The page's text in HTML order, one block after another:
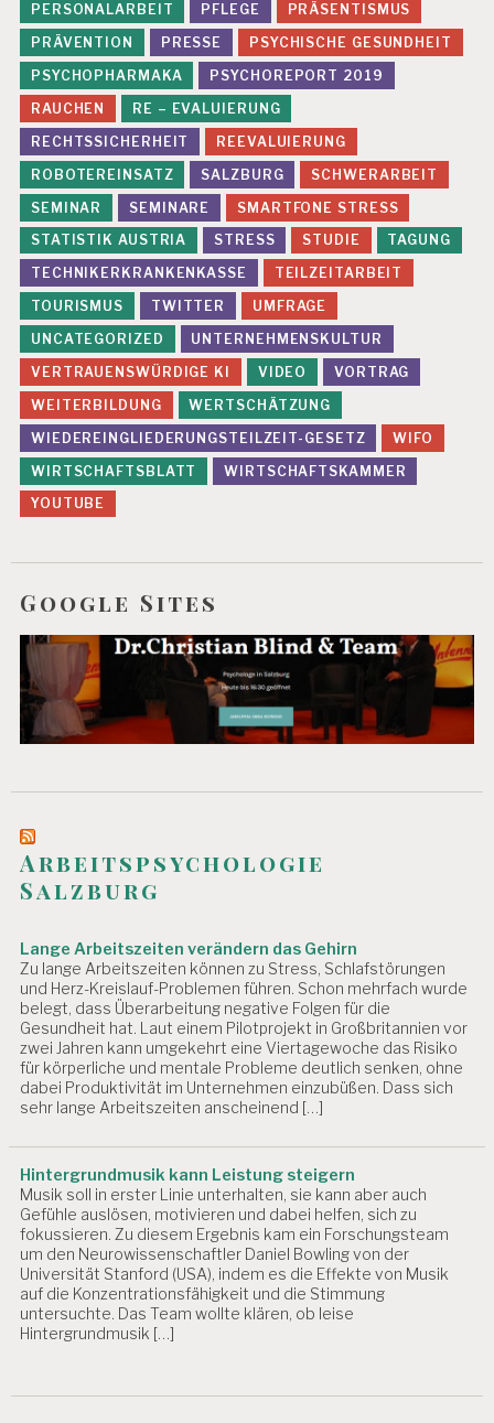
PERSONALARBEIT PFLEGE
PRÄSENTISMUS
PRÄVENTION
PRESSE
PSYCHISCHE GESUNDHEIT
PSYCHOPHARMAKA
PSYCHOREPORT 2019
RAUCHEN
RE – EVALUIERUNG
RECHTSSICHERHEIT
REEVALUIERUNG
ROBOTEREINSATZ
SALZBURG
SCHWERARBEIT
SEMINAR
SEMINARE
SMARTFONE STRESS
STATISTIK AUSTRIA
STRESS STUDIE
TAGUNG
TECHNIKERKRANKENKASSE
TEILZEITARBEIT
TOURISMUS
TWITTER
UMFRAGE
UNCATEGORIZED
UNTERNEHMENSKULTUR
VERTRAUENSWÜRDIGE KI
VIDEO
VORTRAG
WEITERBILDUNG
WERTSCHÄTZUNG
WIEDEREINGLIEDERUNGSTEILZEIT-GESETZ
WIFO
WIRTSCHAFTSBLATT
WIRTSCHAFTSKAMMER
YOUTUBE
Google Sites
Arbeitspsychologie
Salzburg
Lange Arbeitszeiten verändern das Gehirn
Zu lange Arbeitszeiten können zu Stress, Schlafstörungen
und Herz-Kreislauf-Problemen führen. Schon mehrfach wurde
belegt, dass Überarbeitung negative Folgen für die
Gesundheit hat. Laut einem Pilotprojekt in Großbritannien vor
zwei Jahren kann umgekehrt eine Viertagewoche das Risiko
für körperliche und mentale Probleme deutlich senken, ohne
dabei Produktivität im Unternehmen einzubüßen. Dass sich
sehr lange Arbeitszeiten anscheinend […]
Hintergrundmusik kann Leistung steigern
Musik soll in erster Linie unterhalten, sie kann aber auch
Gefühle auslösen, motivieren und dabei helfen, sich zu
fokussieren. Zu diesem Ergebnis kam ein Forschungsteam
um den Neurowissenschaftler Daniel Bowling von der
Universität Stanford (USA), indem es die Effekte von Musik
auf die Konzentrationsfähigkeit und die Stimmung
untersuchte. Das Team wollte klären, ob leise
Hintergrundmusik […]